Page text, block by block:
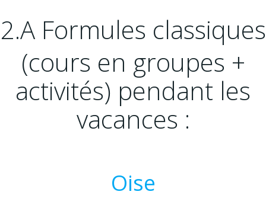
2.A Formules classiques
(cours en groupes +
activités) pendant les
vacances :
Oise